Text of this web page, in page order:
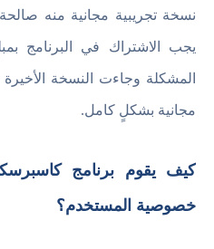
يجب الاشتراك في البرنامج
المشكلة وجاءت النسخة
مجانية بشكلٍ كامل.
كيف يقوم برنامج
خصوصية المستخدم؟